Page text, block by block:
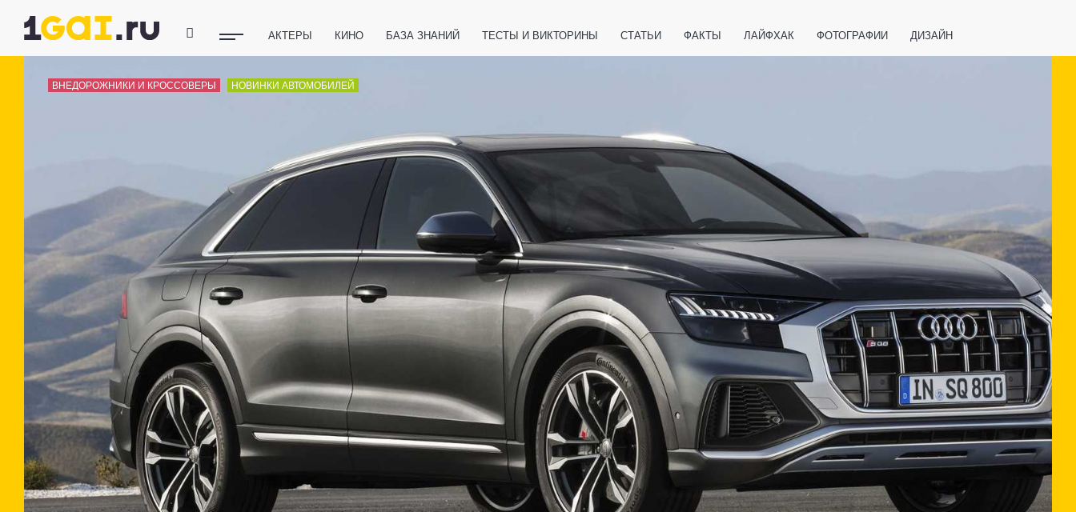
АКТЕРЫ КИНО БАЗА ЗНАНИЙ ТЕСТЫ И ВИКТОРИНЫ СТАТЬИ ФАКТЫ ЛАЙФХАК ФОТОГРАФИИ ДИЗАЙН
ФИТНЕС ТЕХНОЛОГИИ
ВНЕДОРОЖНИКИ И КРОССОВЕРЫ НОВИНКИ АВТОМОБИЛЕЙ